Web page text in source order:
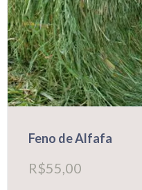
Feno de Alfafa
R$55,00